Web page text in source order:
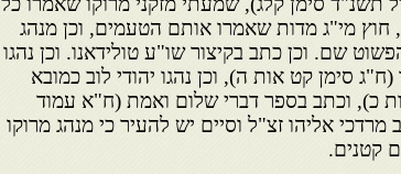
חוץ מי"ג מדות שאמרו אותם הטעמים, וכן מנהג
שם. וכן כתב בקיצור שו"ע טולידאנו. וכן נהגו
סימן קט אות ה), וכן נהגו יהודי לוב כמובא
כ), וכתב בספר דברי שלום ואמת (ח"א עמוד
מרדכי אליהו זצ"ל וסיים יש להעיר כי מנהג מרוקו
קטנים.